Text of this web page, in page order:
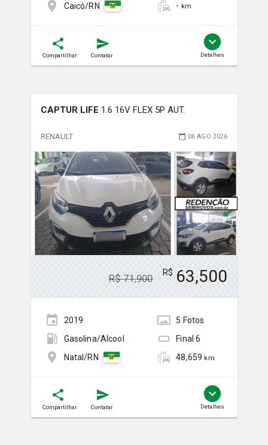
Caicó/RN
- km
Compartilhar Contatar Detalhes
CAPTUR LIFE 1.6 16V FLEX 5P AUT.
RENAULT 06 AGO 2026
R$71,900 R$ 63,500
2019 5 Fotos
Gasolina/Álcool
Final6
Natal/RN
48,659 km
Compartilhar Contatar Detalhes